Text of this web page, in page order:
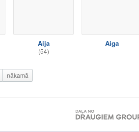
Aija
(54)
Aiga
nākamā